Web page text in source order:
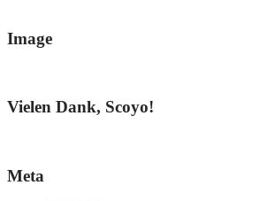
Image
Vielen Dank, Scoyo!
Meta